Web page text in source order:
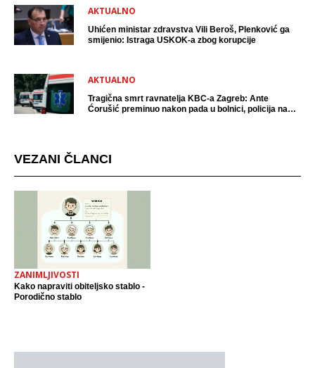
AKTUALNO
Uhićen ministar zdravstva Vili Beroš, Plenković ga
smijenio: Istraga USKOK-a zbog korupcije
AKTUALNO
Tragična smrt ravnatelja KBC-a Zagreb: Ante
Ćorušić preminuo nakon pada u bolnici, policija na
VEZANI ČLANCI
ZANIMLJIVOSTI
Kako napraviti obiteljsko stablo -
Porodično stablo